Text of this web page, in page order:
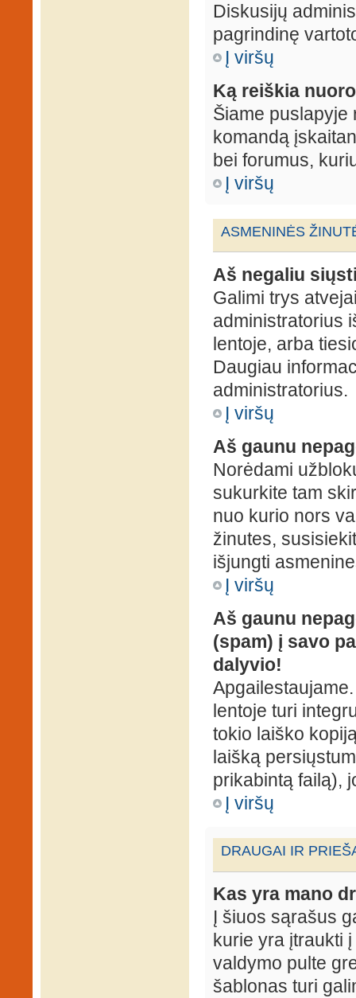
Diskusijų
pagrindinę
Į viršų
Ką reiškia
Šiame
komandą
bei forumus,
Į viršų
ASMENINĖS
Aš negaliu
Galimi trys
administratorius
lentoje, arba
Daugiau
administratorius.
Į viršų
Aš gaunu
Norėdami
sukurkite tam
nuo kurio nors
žinutes,
išjungti
Į viršų
Aš gaunu
(spam) į savo
dalyvio!
lentoje turi
tokio laiško
laišką
prikabintą failą),
Į viršų
DRAUGAI IR
Kas yra mano
Į šiuos sąrašus
kurie yra įtraukti
valdymo pulte
šablonas turi